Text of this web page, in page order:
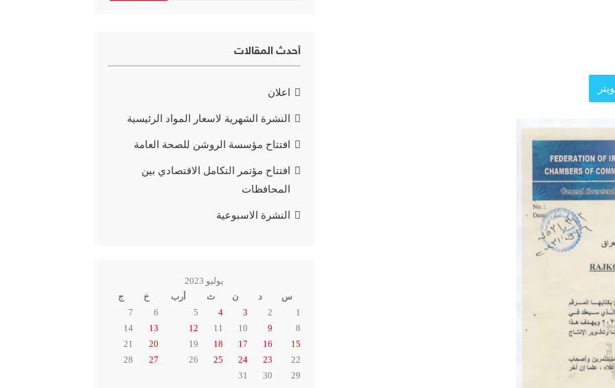
الرئيسية
العامة
أحدث المقالات
اعلان
النشرة الشهرية لاسعار المواد الرئيسية
افتتاح مؤسسة الروشن للصحة العامة
افتتاح مؤتمر التكامل الاقتصادي بين
المحافظات
النشرة الاسبوعية
يوليو 2023
س
د ن ث أرب خ
ج
1
2
3
4
5
6
7
8
9
10
11
12
13
14
15
16
17
18
19
20
21
22
23
24
25
26
27
28
29
30
31